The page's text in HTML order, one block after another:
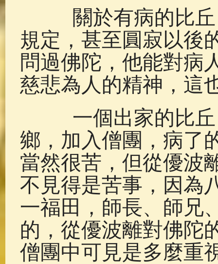
關於有病的比丘
規定，甚至圓寂以後
問過佛陀，他能對病
慈悲為人的精神，這
一個出家的比丘
鄉，加入僧團，病了
當然很苦，但從優波
不見得是苦事，因為
一福田，師長、師兄
的，從優波離對佛陀
僧團中可見是多麼重